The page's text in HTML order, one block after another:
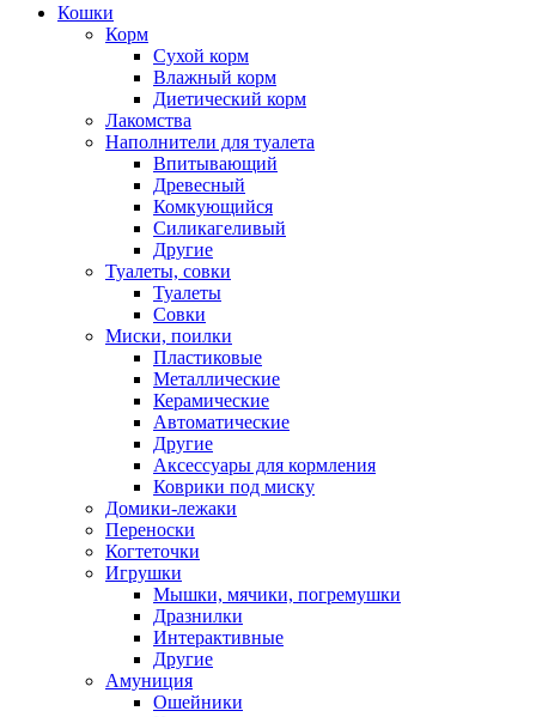
Кошки
Корм
Сухой корм
Влажный корм
Диетический корм
Лакомства
Наполнители для туалета
Впитывающий
Древесный
Комкующийся
Силикагеливый
Другие
Туалеты, совки
Туалеты
Совки
Миски, поилки
Пластиковые
Металлические
Керамические
Автоматические
Другие
Аксессуары для кормления
Коврики под миску
Домики-лежаки
Переноски
Когтеточки
Игрушки
Мышки, мячики, погремушки
Дразнилки
Интерактивные
Другие
Амуниция
Ошейники